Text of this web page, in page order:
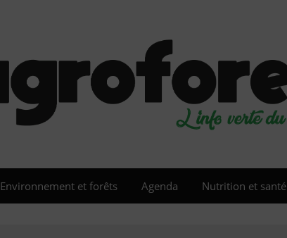
Environnement et forêts Agenda Nutrition et santé